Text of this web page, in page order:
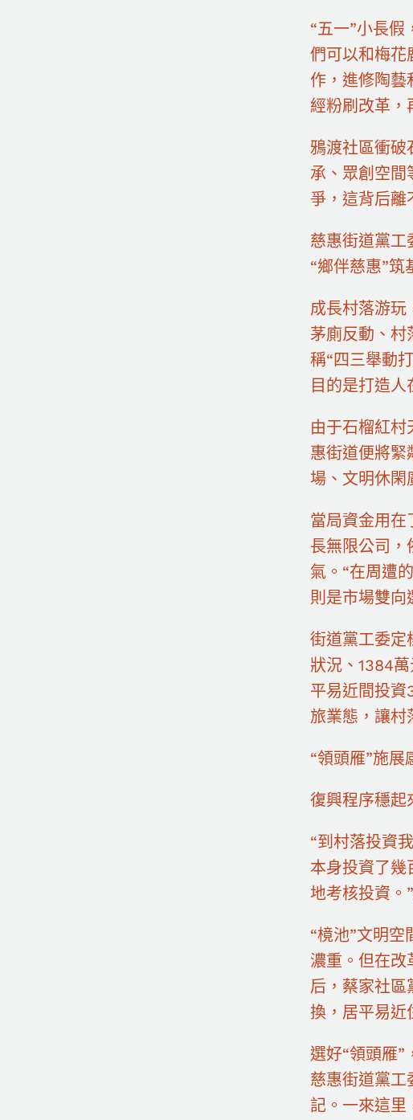
“五一”小長
們可以和梅花
作，進修陶藝
經粉刷改革，
鴉渡社區衝破
承、眾創空間
爭，這背后離
慈惠街道黨
“鄉伴慈惠”筑
成長村落游玩
茅廁反動、村
稱“四三舉動
目的是打造人
由于石榴紅
惠街道便將緊
場、文明休閑
當局資金用在
長無限公司，
氣。“在周遭
則是市場雙向
街道黨工委定
狀況、1384
平易近間投
旅業態，讓村
“領頭雁”施
復興程序穩起
“到村落投資
本身投資了幾
地考核投資。
“樈池”文明
濃重。但在改
后，蔡家社區
換，居平易近
選好“領頭雁
慈惠街道黨工
記。一來這里